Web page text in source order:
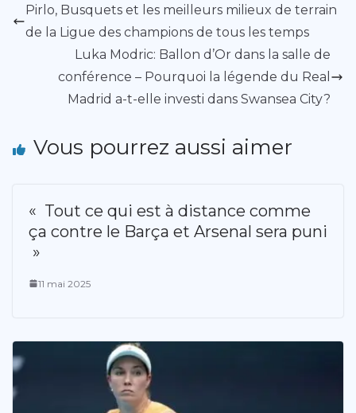
Pirlo, Busquets et les meilleurs milieux de terrain
de la Ligue des champions de tous les temps
Luka Modric: Ballon d’Or dans la salle de
conférence – Pourquoi la légende du Real
Madrid a-t-elle investi dans Swansea City?
Vous pourrez aussi aimer
« Tout ce qui est à distance comme
ça contre le Barça et Arsenal sera puni
»
11 mai 2025